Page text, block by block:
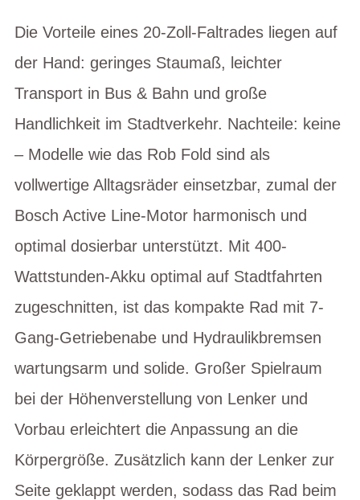
Die Vorteile eines 20-Zoll-Faltrades liegen auf
der Hand: geringes Staumaß, leichter
Transport in Bus & Bahn und große
Handlichkeit im Stadtverkehr. Nachteile: keine
– Modelle wie das Rob Fold sind als
vollwertige Alltagsräder einsetzbar, zumal der
Bosch Active Line-Motor harmonisch und
optimal dosierbar unterstützt. Mit 400-
Wattstunden-Akku optimal auf Stadtfahrten
zugeschnitten, ist das kompakte Rad mit 7-
Gang-Getriebenabe und Hydraulikbremsen
wartungsarm und solide. Großer Spielraum
bei der Höhenverstellung von Lenker und
Vorbau erleichtert die Anpassung an die
Körpergröße. Zusätzlich kann der Lenker zur
Seite geklappt werden, sodass das Rad beim